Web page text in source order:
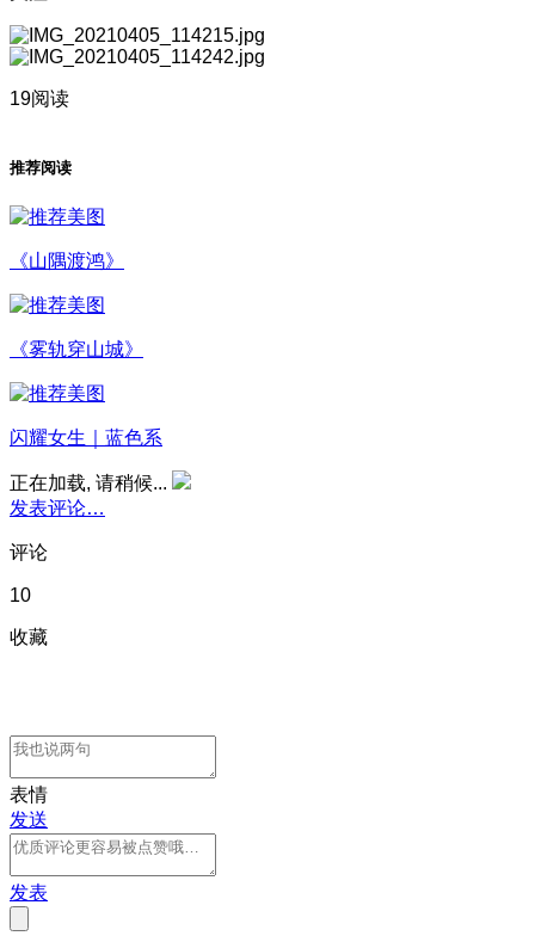
19阅读
推荐阅读
《山隅渡鸿》
《雾轨穿山城》
闪耀女生｜蓝色系
正在加载, 请稍候...
发表评论…
评论
10
收藏
表情
发送
发表